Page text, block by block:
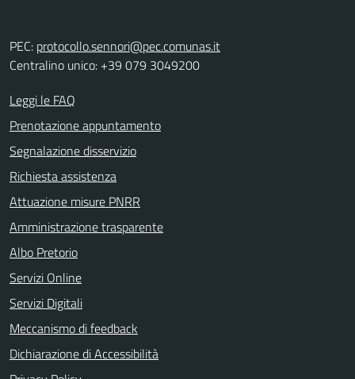
PEC: protocollo.sennori@pec.comunas.it
Centralino unico: +39 079 3049200
Leggi le FAQ
Prenotazione appuntamento
Segnalazione disservizio
Richiesta assistenza
Attuazione misure PNRR
Amministrazione trasparente
Albo Pretorio
Servizi Online
Servizi Digitali
Meccanismo di feedback
Dichiarazione di Accessibilità